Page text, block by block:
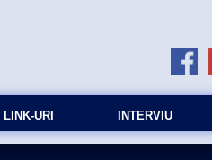
LINK-URI INTERVIU